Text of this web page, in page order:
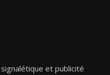
et publicité